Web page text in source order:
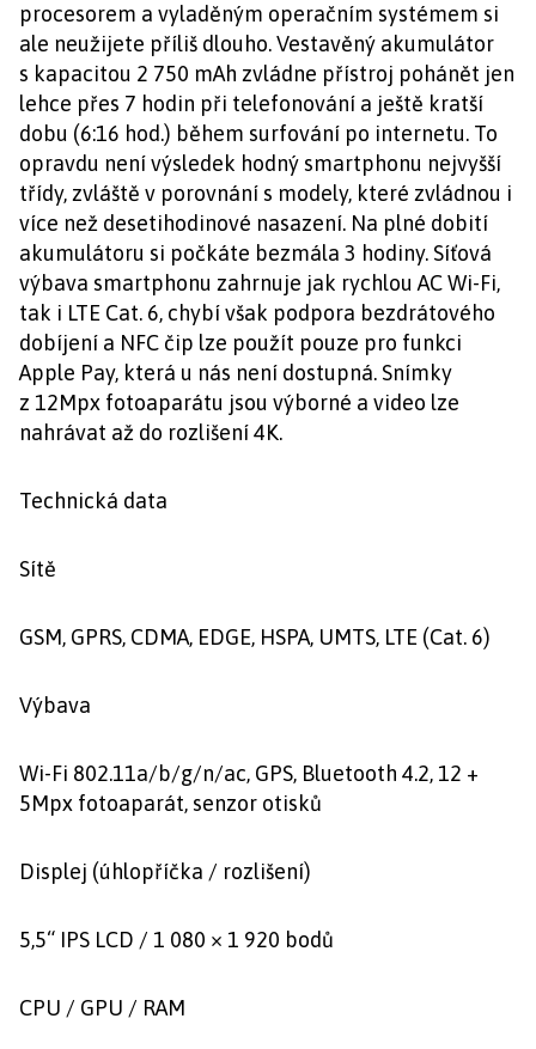
procesorem a vyladěným operačním systémem si
ale neužijete příliš dlouho. Vestavěný akumulátor
s kapacitou 2 750 mAh zvládne přístroj pohánět jen
lehce přes 7 hodin při telefonování a ještě kratší
dobu (6:16 hod.) během surfování po internetu. To
opravdu není výsledek hodný smartphonu nejvyšší
třídy, zvláště v porovnání s modely, které zvládnou i
více než desetihodinové nasazení. Na plné dobití
akumulátoru si počkáte bezmála 3 hodiny. Síťová
výbava smartphonu zahrnuje jak rychlou AC Wi-Fi,
tak i LTE Cat. 6, chybí však podpora bezdrátového
dobíjení a NFC čip lze použít pouze pro funkci
Apple Pay, která u nás není dostupná. Snímky
z 12Mpx fotoaparátu jsou výborné a video lze
nahrávat až do rozlišení 4K.
Technická data
Sítě
GSM, GPRS, CDMA, EDGE, HSPA, UMTS, LTE (Cat. 6)
Výbava
Wi-Fi 802.11a/b/g/n/ac, GPS, Bluetooth 4.2, 12 +
5Mpx fotoaparát, senzor otisků
Displej (úhlopříčka / rozlišení)
5,5“ IPS LCD / 1 080 × 1 920 bodů
CPU / GPU / RAM